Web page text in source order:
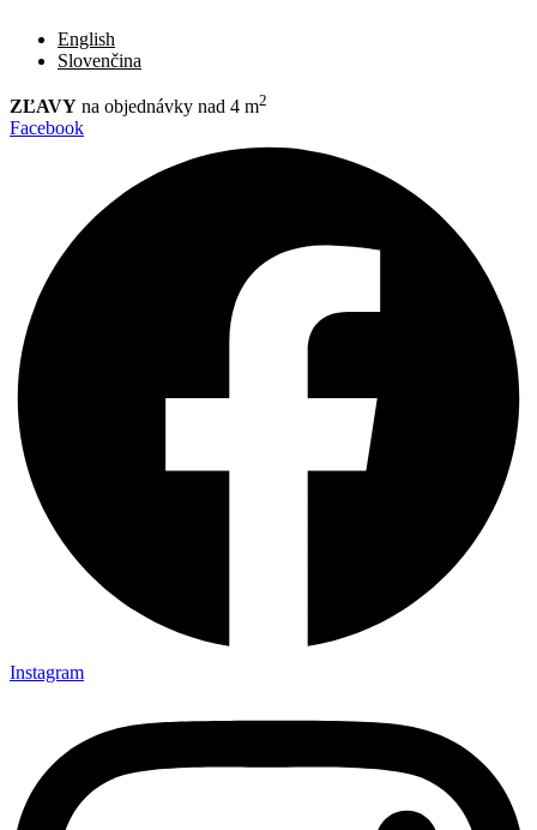
English
Slovenčina
ZĽAVY na objednávky nad 4 m2
Facebook
Instagram